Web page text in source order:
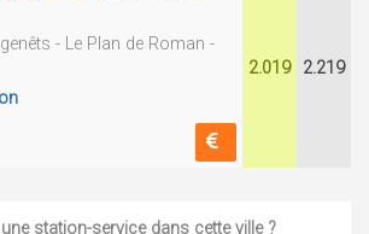
- Le Plan de Roman -
2.019 2.219
une station-service dans cette ville ?